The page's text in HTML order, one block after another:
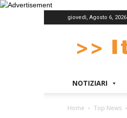
giovedì, Agosto 6, 2026
NOTIZIARI
Home Top News